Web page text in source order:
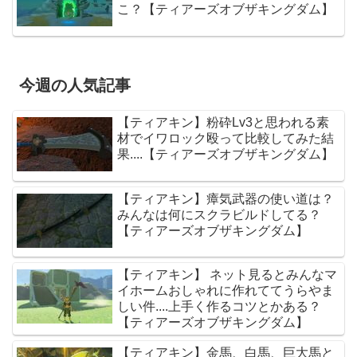
こ？【ティアーズオブザキングダム】
今週の人気記事
【ティアキン】粉砕Lv3と思われる素
材でイワロック殴って比較してみた結
果....【ティアーズオブザキングダム】
【ティアキン】瘴気武器の使い道は？
みんなは何にスクラビルドしてる？
【ティアーズオブザキングダム】
【ティアキン】 ネット見るとみんなマ
イホームおしゃれに作れててうらやま
しい件....上手く作るコツとかある？
【ティアーズオブザキングダム】
【ティアキン】金馬、白馬、巨大馬と